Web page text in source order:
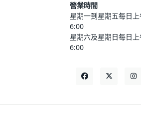
營業時間
星期一到星期五每日
6:00
星期六及星期日每日
6:00